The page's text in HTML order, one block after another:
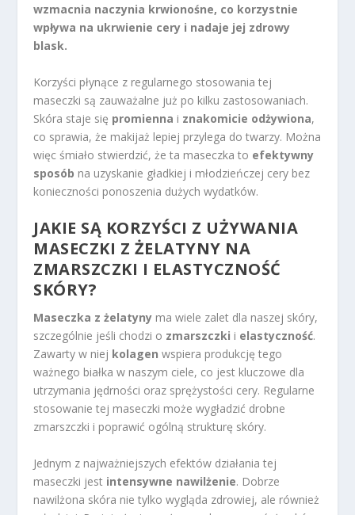
wzmacnia naczynia krwionośne, co korzystnie
wpływa na ukrwienie cery i nadaje jej zdrowy
blask.
Korzyści płynące z regularnego stosowania tej
maseczki są zauważalne już po kilku zastosowaniach.
Skóra staje się promienna i znakomicie odżywiona,
co sprawia, że makijaż lepiej przylega do twarzy. Można
więc śmiało stwierdzić, że ta maseczka to efektywny
sposób na uzyskanie gładkiej i młodzieńczej cery bez
konieczności ponoszenia dużych wydatków.
JAKIE SĄ KORZYŚCI Z UŻYWANIA
MASECZKI Z ŻELATYNY NA
ZMARSZCZKI I ELASTYCZNOŚĆ
SKÓRY?
Maseczka z żelatyny ma wiele zalet dla naszej skóry,
szczególnie jeśli chodzi o zmarszczki i elastyczność.
Zawarty w niej kolagen wspiera produkcję tego
ważnego białka w naszym ciele, co jest kluczowe dla
utrzymania jędrności oraz sprężystości cery. Regularne
stosowanie tej maseczki może wygładzić drobne
zmarszczki i poprawić ogólną strukturę skóry.
Jednym z najważniejszych efektów działania tej
maseczki jest intensywne nawilżenie. Dobrze
nawilżona skóra nie tylko wygląda zdrowiej, ale również